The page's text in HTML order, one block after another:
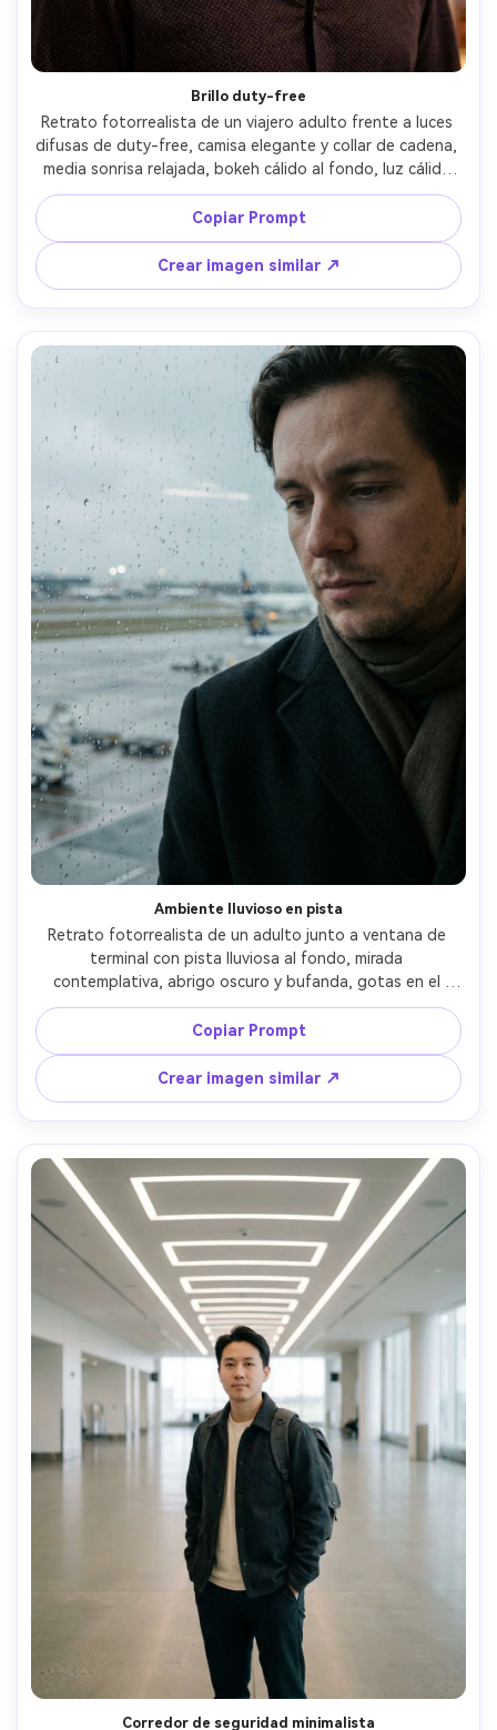
Brillo duty-free
Retrato fotorrealista de un viajero adulto frente a luces
difusas de duty-free, camisa elegante y collar de cadena,
media sonrisa relajada, bokeh cálido al fondo, luz cálida
favorecedora con contraluz sutil, Nikon Z6 II, 85mm f/1.4,
encuadre de cabeza y hombros, poca profundidad de
campo, ambiente glamuroso de viaje nocturno, detalle
realista en piel y cabello, alta resolución, enfoque nítido,
gradación rica de color --ar 4:5
Copiar Prompt
Crear imagen similar ↗
Ambiente lluvioso en pista
Retrato fotorrealista de un adulto junto a ventana de
terminal con pista lluviosa al fondo, mirada
contemplativa, abrigo oscuro y bufanda, gotas en el
cristal añadiendo textura, luz fría nublada con relleno
suave al rostro, Canon R5, 70mm f/2, plano medio-corto,
composición fuera de centro, ambiente cinematográfico
íntimo, textura de piel realista, sombras naturales, alta
resolución, ojos enfocados, gradación fría de película --ar
4:5
Copiar Prompt
Crear imagen similar ↗
Corredor de seguridad minimalista